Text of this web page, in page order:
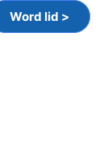
Word lid >